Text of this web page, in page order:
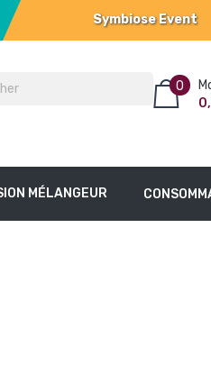
Symbiose Event
0
MÉLANGEUR